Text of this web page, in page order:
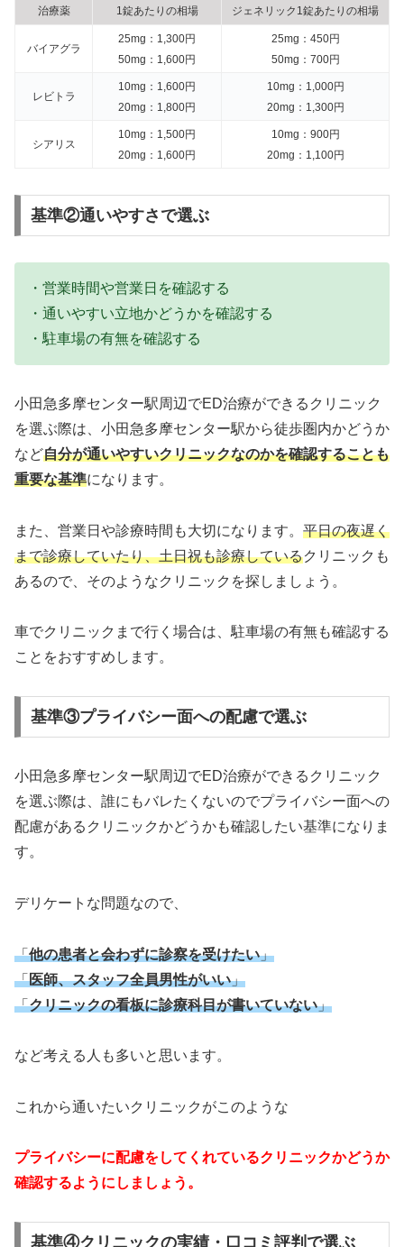
治療薬 1錠あたりの相場 ジェネリック1錠あたりの相場
バイアグラ
25mg：1,300円
50mg：1,600円
25mg：450円
50mg：700円
レビトラ
10mg：1,600円
20mg：1,800円
10mg：1,000円
20mg：1,300円
シアリス
10mg：1,500円
20mg：1,600円
10mg：900円
20mg：1,100円
基準②通いやすさで選ぶ
・営業時間や営業日を確認する
・通いやすい立地かどうかを確認する
・駐車場の有無を確認する
小田急多摩センター駅周辺でED治療ができるクリニック
を選ぶ際は、小田急多摩センター駅から徒歩圏内かどうか
など自分が通いやすいクリニックなのかを確認することも
重要な基準になります。
また、営業日や診療時間も大切になります。 平日の夜遅く
まで診療していたり、土日祝も診療しているクリニックも
あるので、そのようなクリニックを探しましょう。
車でクリニックまで行く場合は、駐車場の有無も確認する
ことをおすすめします。
基準③プライバシー面への配慮で選ぶ
小田急多摩センター駅周辺でED治療ができるクリニック
を選ぶ際は、誰にもバレたくないのでプライバシー面への
配慮があるクリニックかどうかも確認したい基準になりま
す。
デリケートな問題なので、
「他の患者と会わずに診察を受けたい」
「医師、スタッフ全員男性がいい」
「クリニックの看板に診療科目が書いていない」
など考える人も多いと思います。
これから通いたいクリニックがこのような
プライバシーに配慮をしてくれているクリニックかどうか
確認するようにしましょう。
基準④クリニックの実績・口コミ評判で選ぶ